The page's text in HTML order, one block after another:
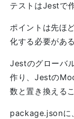
テストはJestで
ポイントは先ほ
化する必要があ
Jestのグローバ
作り、Jestの
数と置き換える
package.jsonに、